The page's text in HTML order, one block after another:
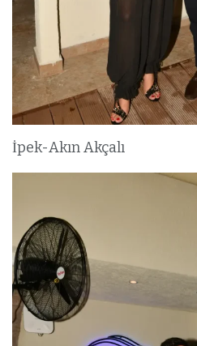
İpek-Akın Akçalı